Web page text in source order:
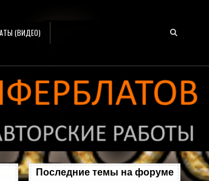
(ВИДЕО)
Последние темы на форуме